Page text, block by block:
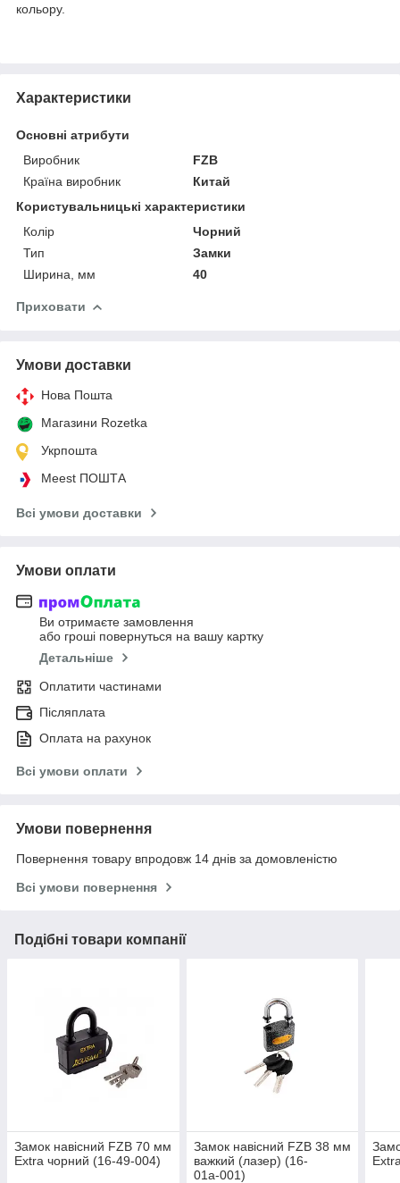
кольору.
Характеристики
Основні атрибути
Виробник
FZB
Країна виробник
Китай
Користувальницькі характеристики
Колір
Чорний
Тип
Замки
Ширина, мм
40
Приховати
Умови доставки
Нова Пошта
Магазини Rozetka
Укрпошта
Meest ПОШТА
Всі умови доставки
Умови оплати
Ви отримаєте замовлення
або гроші повернуться на вашу картку
Детальніше
Оплатити частинами
Післяплата
Оплата на рахунок
Всі умови оплати
Умови повернення
Повернення товару впродовж 14 днів за домовленістю
Всі умови повернення
Подібні товари компанії
Замок навісний FZB 70 мм
Extra чорний (16-49-004)
Замок навісний FZB 38 мм
важкий (лазер) (16-
01а-001)